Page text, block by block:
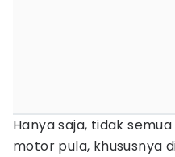
Hanya saja, tidak
motor pula, khususnya